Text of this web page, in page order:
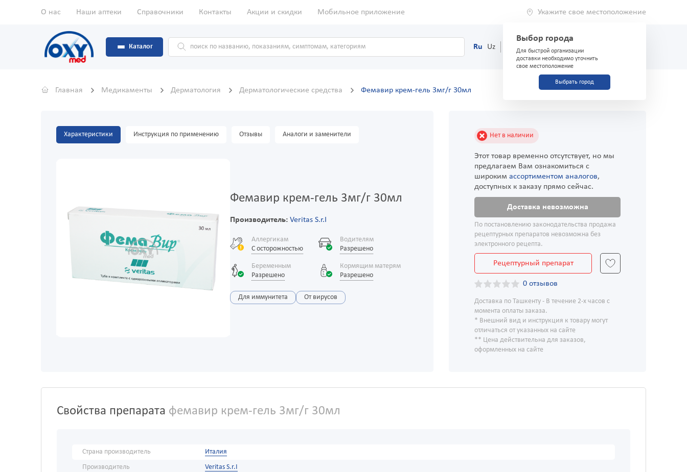
О нас Наши аптеки Справочники Контакты Акции и скидки Мобильное приложение Укажите свое местоположение
Выбор города
Для быстрой организации
доставки необходимо уточнить
свое местоположение
Выбрать город
Каталог Ru Uz (71) 200-03-03
Главная Медикаменты Дерматология Дерматологические средства Фемавир крем-гель 3мг/г 30мл
Характеристики Инструкция по применению Отзывы Аналоги и заменители
Фемавир крем-гель 3мг/г 30мл
Производитель: Veritas S.r.I
Аллергикам
С осторожностью
Водителям
Разрешено
Беременным
Разрешено
Кормящим матерям
Разрешено
Для иммунитета От вирусов
Нет в наличии
Этот товар временно отсутствует, но мы
предлагаем Вам ознакомиться с
широким ассортиментом аналогов,
доступных к заказу прямо сейчас.
Доставка невозможна
По постановлению законодательства продажа
рецептурных препаратов невозможна без
электронного рецепта.
Рецептурный препарат
0 отзывов
Доставка по Ташкенту - В течение 2-х часов с
момента оплаты заказа.
* Внешний вид и инструкция к товару могут
отличаться от указанных на сайте
** Цена действительна для заказов,
оформленных на сайте
Свойства препарата фемавир крем-гель 3мг/г 30мл
Страна производитель
Италия
Производитель
Veritas S.r.I